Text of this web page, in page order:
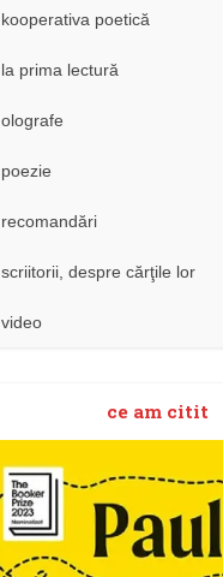
kooperativa poetică
la prima lectură
olografe
poezie
recomandări
scriitorii, despre cărţile lor
video
ce am citit